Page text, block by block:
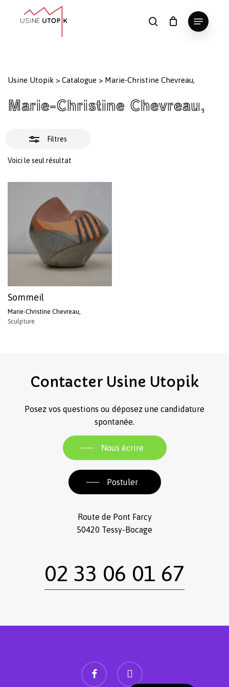
search
Menu
Panier Fermer
le
Usine Utopik > Catalogue > Marie-Christine Chevreau,
Marie-Christine Chevreau,
Filtres
Voici le seul résultat
Fermer
les
Sommeil
Marie-Christine Chevreau,
Sculpture
Contacter Usine Utopik
Posez vos questions ou déposez une candidature
spontanée.
Nous écrire
Postuler
Route de Pont Farcy
50420 Tessy-Bocage
02 33 06 01 67
facebook instagram
Close